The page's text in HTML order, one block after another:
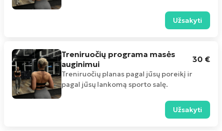
Užsakyti
Treniruočių programa masės
auginimui
30 €
Treniruočių planas pagal jūsų poreikį ir
pagal jūsų lankomą sporto salę.
Užsakyti